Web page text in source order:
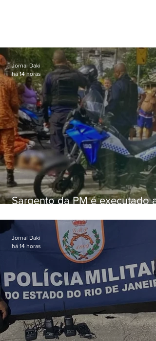
Sargento da PM é executado a
em Vaz Lobo
Jornal Daki
há 14 horas
Jornal Daki
há 14 horas